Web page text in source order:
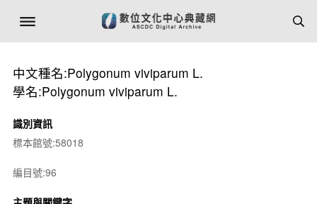
中文種名:Polygonum viviparum L.
學名:Polygonum viviparum L.
識別資訊
標本館號:58018
編目號:96